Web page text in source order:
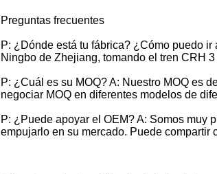
Preguntas frecuentes
P: ¿Dónde está tu fábrica? ¿Cómo puedo
Ningbo de Zhejiang, tomando el tren CRH
P: ¿Cuál es su MOQ? A: Nuestro MOQ es
negociar MOQ en diferentes modelos de
P: ¿Puede apoyar el OEM? A: Somos muy
empujarlo en su mercado. Puede